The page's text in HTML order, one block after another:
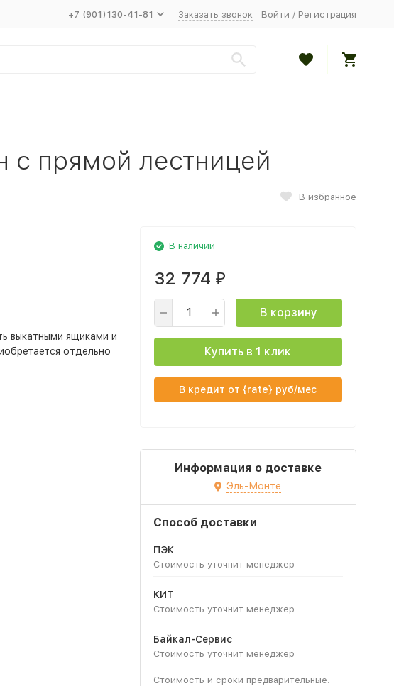
+7 (901)130-41-81 Заказать звонок Войти / Регистрация
с прямой лестницей
В избранное
выкатными ящиками и
отдельно
В наличии
32 774 ₽
В корзину
Купить в 1 клик
В кредит от {rate} руб/мес
Информация о доставке
Эль-Монте
Способ доставки
ПЭК
Стоимость уточнит менеджер
КИТ
Стоимость уточнит менеджер
Байкал-Сервис
Стоимость уточнит менеджер
Стоимость и сроки предварительные.